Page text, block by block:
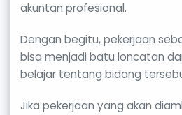
akuntan profesional.
Dengan begitu, pekerjaan
bisa menjadi batu loncatan
belajar tentang bidang
Jika pekerjaan yang akan